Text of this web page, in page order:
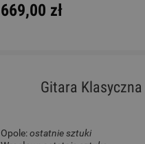
669,00 zł
Gitara
Opole:ostatnie sztuki